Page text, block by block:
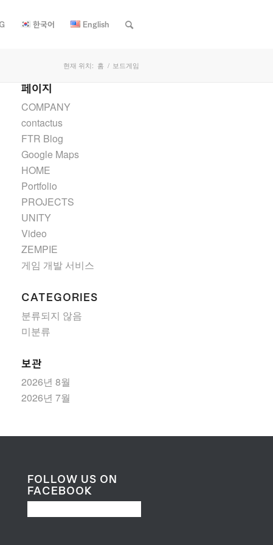
한국어 English
현재 위치: 홈 / 보드게임
페이지
COMPANY
contactus
FTR Blog
Google Maps
HOME
Portfolio
PROJECTS
UNITY
Video
ZEMPIE
게임 개발 서비스
CATEGORIES
분류되지 않음
미분류
보관
2026년 8월
2026년 7월
FOLLOW US ON
FACEBOOK